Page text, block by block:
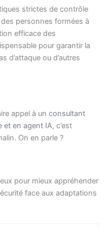
strictes de contrôle
personnes formées à
efficace des
pour garantir la
d’attaque ou d’autres
appel à un consultant
et en agent IA, c’est
On en parle ?
pour mieux appréhender
face aux adaptations